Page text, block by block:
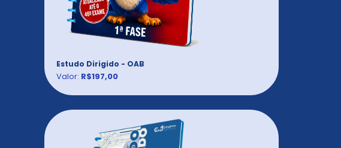
Estudo Dirigido - OAB
Valor: R$197,00